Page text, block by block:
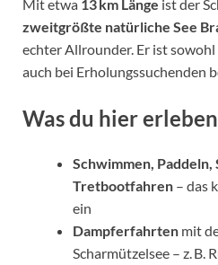
Mit etwa 13 km Länge ist der
zweitgrößte natürliche See
echter Allrounder. Er ist
auch bei Erholungssuchenden
Was du hier
Schwimmen,
Tretbootfahren – das
ein
Dampferfahrten mit
Scharmützelsee – z. B.